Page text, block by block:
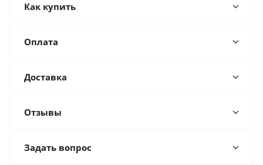
Как купить
Оплата
Доставка
Отзывы
Задать вопрос